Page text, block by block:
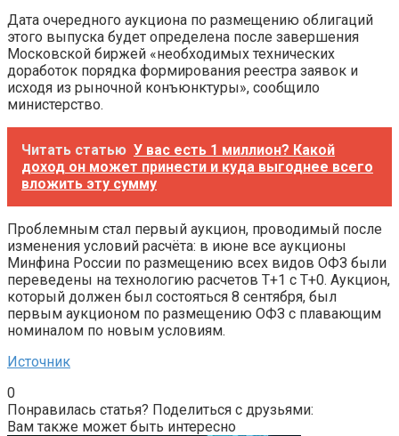
Дата очередного аукциона по размещению облигаций
этого выпуска будет определена после завершения
Московской биржей «необходимых технических
доработок порядка формирования реестра заявок и
исходя из рыночной конъюнктуры», сообщило
министерство.
Читать статью У вас есть 1 миллион? Какой
доход он может принести и куда выгоднее всего
вложить эту сумму
Проблемным стал первый аукцион, проводимый после
изменения условий расчёта: в июне все аукционы
Минфина России по размещению всех видов ОФЗ были
переведены на технологию расчетов Т+1 с Т+0. Аукцион,
который должен был состояться 8 сентября, был
первым аукционом по размещению ОФЗ с плавающим
номиналом по новым условиям.
Источник
0
Понравилась статья? Поделиться с друзьями:
Вам также может быть интересно